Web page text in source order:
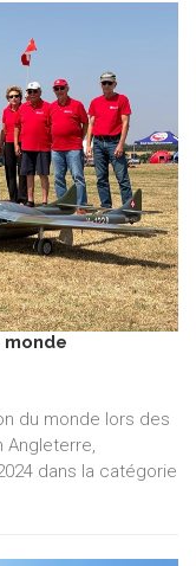
monde
du monde lors des
Angleterre,
dans la catégorie